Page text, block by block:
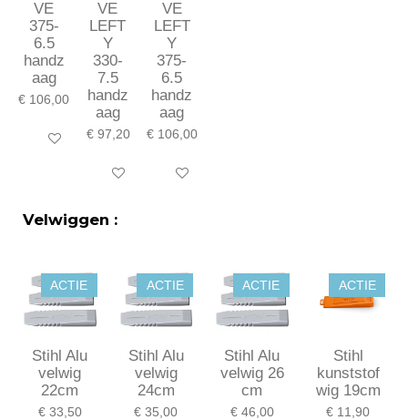
VE
375-
6.5
handz
aag
€ 106,00
In winkelwagen
VE
LEFT
Y
330-
7.5
handz
aag
€ 97,20
In winkelwagen
VE
LEFT
Y
375-
6.5
handz
aag
€ 106,00
In winkelwagen
Velwiggen :
ACTIE
Stihl Alu
velwig
22cm
€ 33,50
ACTIE
Stihl Alu
velwig
24cm
€ 35,00
ACTIE
Stihl Alu
velwig 26
cm
€ 46,00
ACTIE
Stihl
kunststof
wig 19cm
€ 11,90